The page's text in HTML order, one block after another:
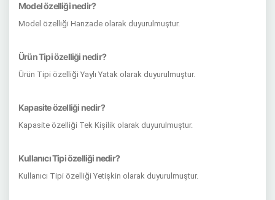
Model özelliği nedir?
Model özelliği Hanzade olarak duyurulmuştur.
Ürün Tipi özelliği nedir?
Ürün Tipi özelliği Yaylı Yatak olarak duyurulmuştur.
Kapasite özelliği nedir?
Kapasite özelliği Tek Kişilik olarak duyurulmuştur.
Kullanıcı Tipi özelliği nedir?
Kullanıcı Tipi özelliği Yetişkin olarak duyurulmuştur.